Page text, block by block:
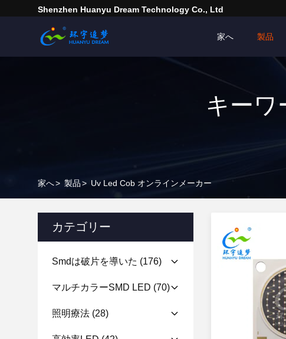
Shenzhen Huanyu Dream Technology Co., Ltd
家へ 製品
キー
家へ> 製品> Uv Led Cob オンラインメーカー
カテゴリー
Smdは破片を導いた (176)
マルチカラーSMD LED (70)
照明療法 (28)